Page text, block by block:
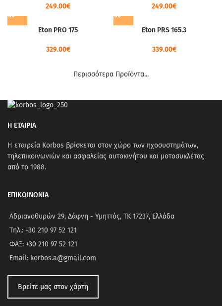
249.00€ 249.00€
Eton PRO 175
329.00€
Eton PRS 165.3
339.00€
Περισσότερα Προϊόντα...
Η ΕΤΑΙΡΙΑ
Η εταιρεία Korbos βρίσκεται στον χώρο των ηχοσυστημάτων,
τηλεπικοινωνιών και ασφαλείας αυτοκινήτου και μοτοσυκλέτας
από το 1988.
ΕΠΙΚΟΙΝΩΝΙΑ
Αδριανοθυρών 29, Δάφνη - Υμηττός, ΤΚ 17237, Ελλάδα
Τηλ.: +30 210 97 52 121
ΦΑΞ: +30 210 97 52 121
Email: korbos.a@gmail.com
Βρείτε μας στον χάρτη